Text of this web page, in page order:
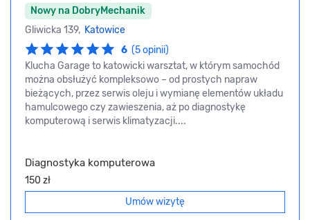
Nowy na DobryMechanik
Gliwicka 139, Katowice
6 (5 opinii)
Klucha Garage to katowicki warsztat, w którym samochód
można obsłużyć kompleksowo – od prostych napraw
bieżących, przez serwis oleju i wymianę elementów układu
hamulcowego czy zawieszenia, aż po diagnostykę
komputerową i serwis klimatyzacji....
Diagnostyka komputerowa
150 zł
Umów wizytę